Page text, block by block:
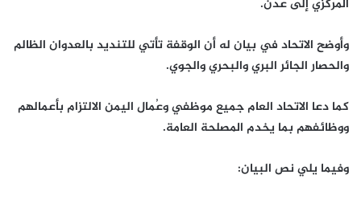
المركزي إلى عدن.
وأوضح الاتحاد في بيان له أن الوقفة تأتي للتنديد بالعدوان الظالم
والحصار الجائر البري والبحري والجوي.
كما دعا الاتحاد العام جميع موظفي وعُمال اليمن الالتزام بأعمالهم
ووظائفهم بما يخدم المصلحة العامة.
وفيما يلي نص البيان: